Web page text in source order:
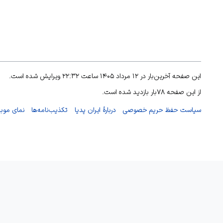
این صفحه آخرین‌بار در ۱۲ مرداد ۱۴۰۵ ساعت ۲۲:۳۲ ویرایش شده است.
از این صفحه ۷۸بار بازدید شده است.
سیاست حفظ حریم خصوصی دربارهٔ ایران پدیا تکذیب‌نامه‌ها نمای